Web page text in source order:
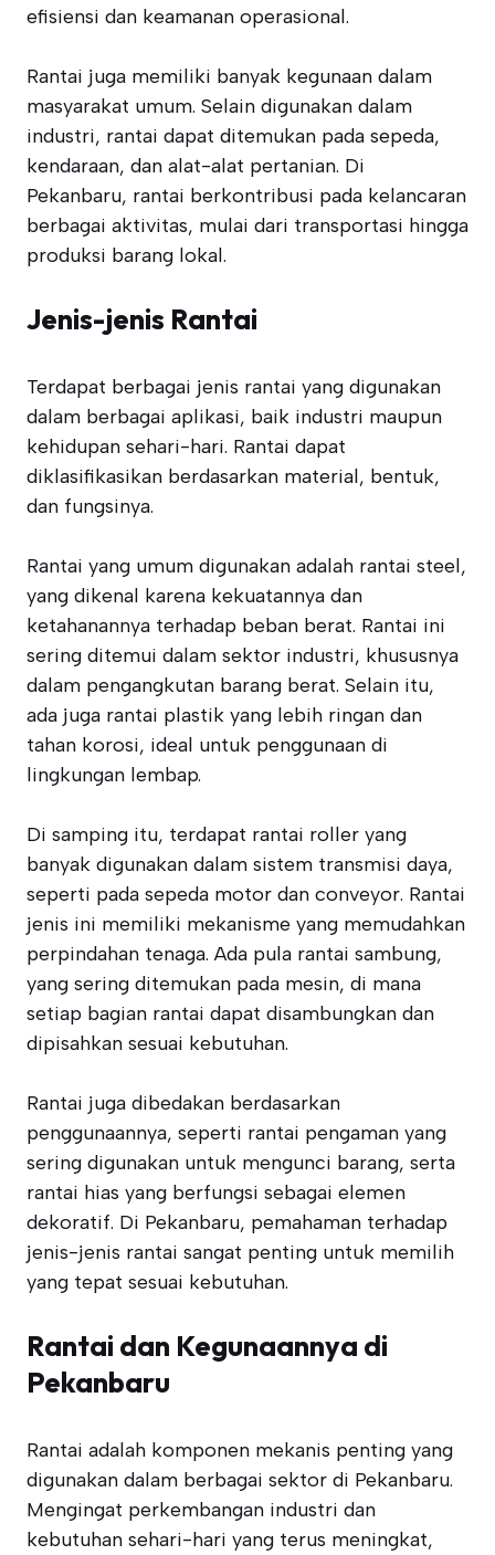
efisiensi dan keamanan operasional.
Rantai juga memiliki banyak kegunaan dalam
masyarakat umum. Selain digunakan dalam
industri, rantai dapat ditemukan pada sepeda,
kendaraan, dan alat-alat pertanian. Di
Pekanbaru, rantai berkontribusi pada kelancaran
berbagai aktivitas, mulai dari transportasi hingga
produksi barang lokal.
Jenis-jenis Rantai
Terdapat berbagai jenis rantai yang digunakan
dalam berbagai aplikasi, baik industri maupun
kehidupan sehari-hari. Rantai dapat
diklasifikasikan berdasarkan material, bentuk,
dan fungsinya.
Rantai yang umum digunakan adalah rantai steel,
yang dikenal karena kekuatannya dan
ketahanannya terhadap beban berat. Rantai ini
sering ditemui dalam sektor industri, khususnya
dalam pengangkutan barang berat. Selain itu,
ada juga rantai plastik yang lebih ringan dan
tahan korosi, ideal untuk penggunaan di
lingkungan lembap.
Di samping itu, terdapat rantai roller yang
banyak digunakan dalam sistem transmisi daya,
seperti pada sepeda motor dan conveyor. Rantai
jenis ini memiliki mekanisme yang memudahkan
perpindahan tenaga. Ada pula rantai sambung,
yang sering ditemukan pada mesin, di mana
setiap bagian rantai dapat disambungkan dan
dipisahkan sesuai kebutuhan.
Rantai juga dibedakan berdasarkan
penggunaannya, seperti rantai pengaman yang
sering digunakan untuk mengunci barang, serta
rantai hias yang berfungsi sebagai elemen
dekoratif. Di Pekanbaru, pemahaman terhadap
jenis-jenis rantai sangat penting untuk memilih
yang tepat sesuai kebutuhan.
Rantai dan Kegunaannya di
Pekanbaru
Rantai adalah komponen mekanis penting yang
digunakan dalam berbagai sektor di Pekanbaru.
Mengingat perkembangan industri dan
kebutuhan sehari-hari yang terus meningkat,